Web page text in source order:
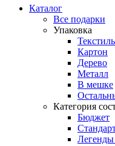
Каталог
Все подарки
Упаковка
Текстиль
Картон
Дерево
Металл
В мешке
Категория
Бюджет